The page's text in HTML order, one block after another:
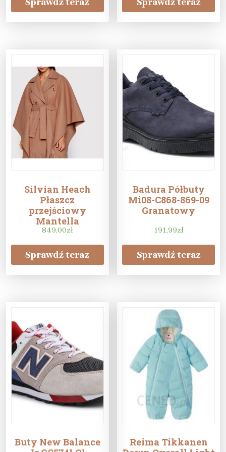
Silvian Heach
Płaszcz
przejściowy
Mantella
PGA22249MT
Brązowy Regular
Fit
849,00zł
Sprawdź teraz
Badura Półbuty
Mi08-C868-869-09
Granatowy
191,99zł
Sprawdź teraz
Buty New Balance
Reima Tikkanen